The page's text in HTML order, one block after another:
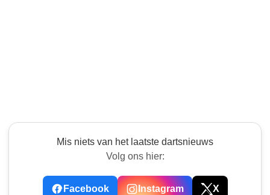
Mis niets van het laatste dartsnieuws
Volg ons hier:
Facebook Instagram X